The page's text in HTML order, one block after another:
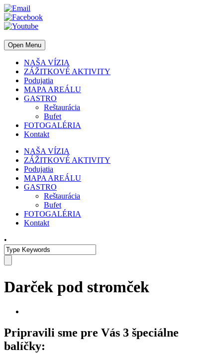
Open Menu
NAŠA VÍZIA
ZÁŽITKOVÉ AKTIVITY
Podujatia
MAPA AREÁLU
GASTRO
Reštaurácia
Bufet
FOTOGALÉRIA
Kontakt
NAŠA VÍZIA
ZÁŽITKOVÉ AKTIVITY
Podujatia
MAPA AREÁLU
GASTRO
Reštaurácia
Bufet
FOTOGALÉRIA
Kontakt
•
Darček pod stromček
Pripravili sme pre Vás 3 špeciálne
balíčky: